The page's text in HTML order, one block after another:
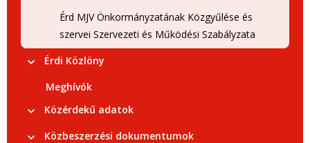
Érd MJV Önkormányzatának Közgyűlése és
szervei Szervezeti és Működési Szabályzata
Érdi Közlöny
Meghívók
Közérdekű adatok
Közbeszerzési dokumentumok